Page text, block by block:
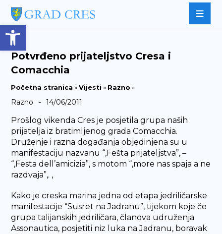
Open toolbar
Potvrđeno prijateljstvo Cresa i
Comacchia
Početna stranica »Vijesti » Razno »
Razno - 14/06/2011
Prošlog vikenda Cres je posjetila grupa naših
prijatelja iz bratimljenog grada Comacchia.
Druženje i razna događanja objedinjena su u
manifestaciju nazvanu “,Fešta prijateljstva”, –
“,Festa dell’amicizia”, s motom “,more nas spaja a ne
razdvaja”,. ,
Kako je creska marina jedna od etapa jedriličarske
manifestacije “Susret na Jadranu”, tijekom koje če
grupa talijanskih jedriličara, članova udruženja
Assonautica, posjetiti niz luka na Jadranu, boravak